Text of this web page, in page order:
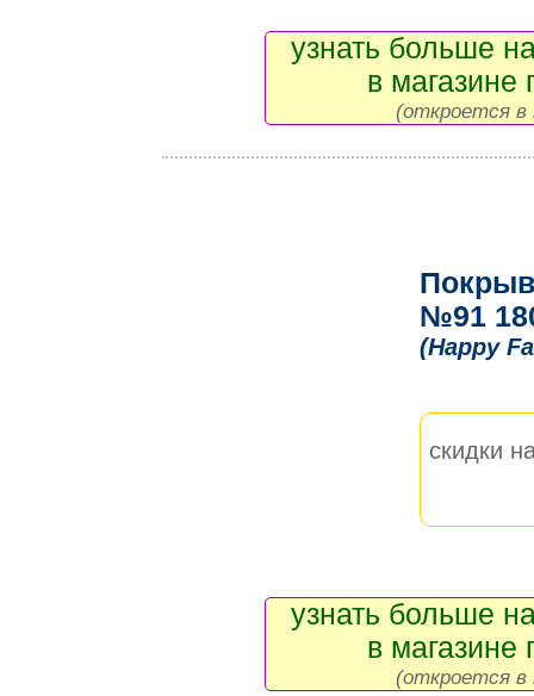
узнать больше
в магазине
(откроется в
№91
(Happy
скидки
узнать больше
в магазине
(откроется в